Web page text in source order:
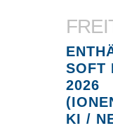
SOFT
2026
KI /